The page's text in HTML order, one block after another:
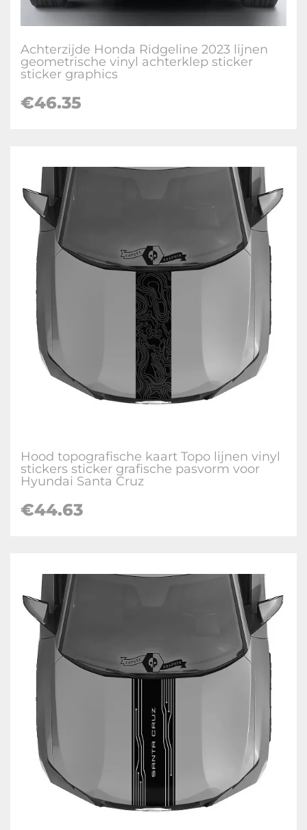
Achterzijde Honda Ridgeline 2023 lijnen
geometrische vinyl achterklep sticker
sticker graphics
€46.35
Hood topografische kaart Topo lijnen vinyl
stickers sticker grafische pasvorm voor
Hyundai Santa Cruz
€44.63